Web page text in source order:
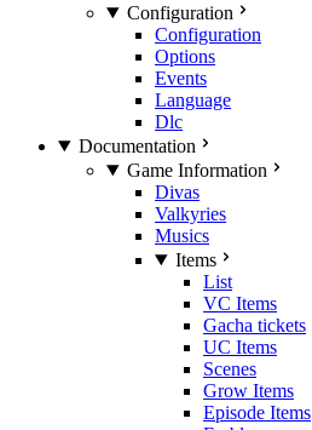
Configuration
Configuration
Options
Events
Language
Dlc
Documentation
Game Information
Divas
Valkyries
Musics
Items
List
VC Items
Gacha tickets
UC Items
Scenes
Grow Items
Episode Items